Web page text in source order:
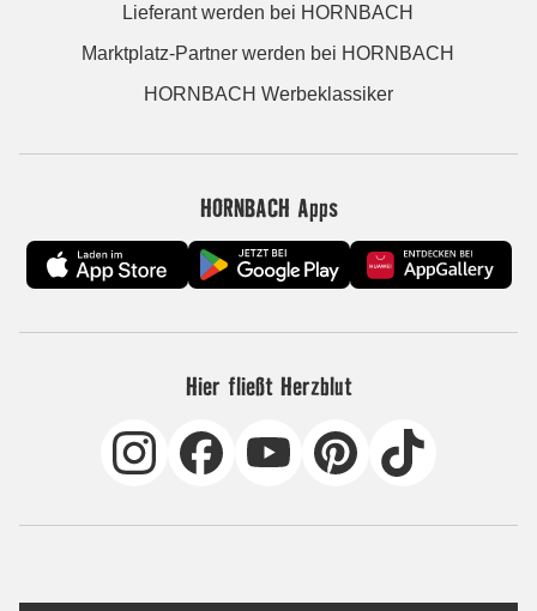
Lieferant werden bei HORNBACH
Marktplatz-Partner werden bei HORNBACH
HORNBACH Werbeklassiker
HORNBACH Apps
Hier fließt Herzblut